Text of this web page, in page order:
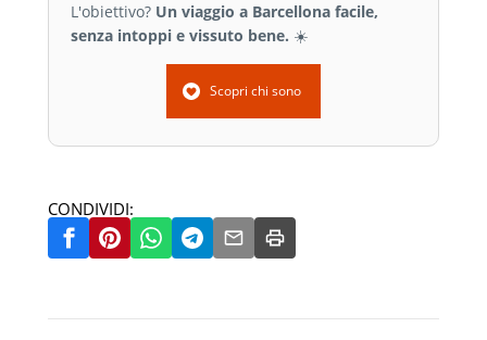
L'obiettivo? Un viaggio a Barcellona facile,
senza intoppi e vissuto bene. ☀️
Scopri chi sono
CONDIVIDI: